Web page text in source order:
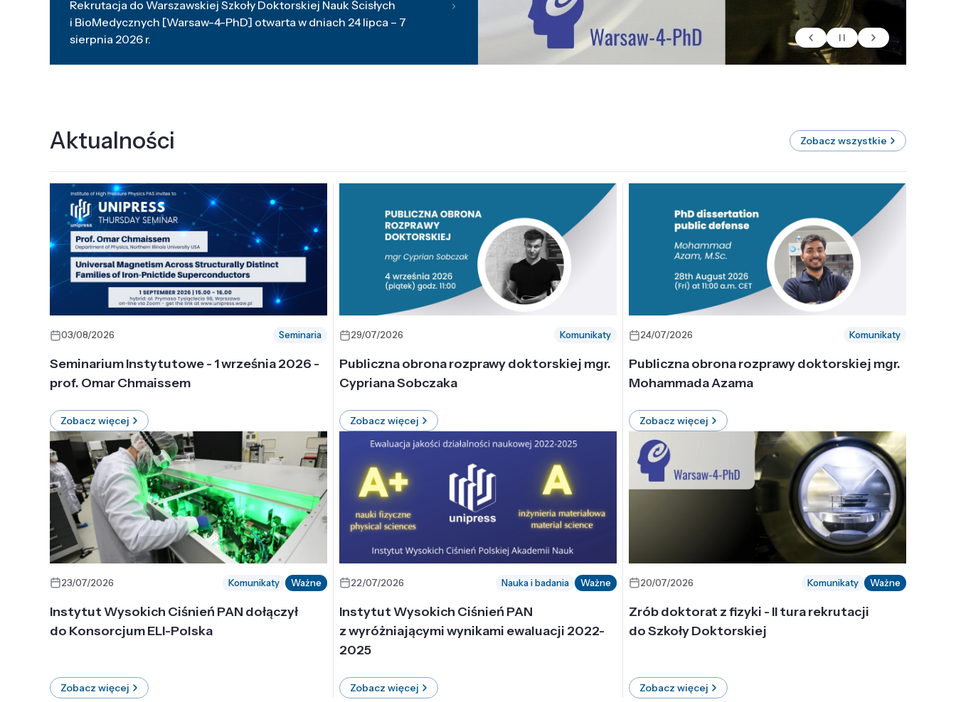
Rekrutacja do Warszawskiej Szkoły Doktorskiej Nauk Ścisłych
i BioMedycznych [Warsaw-4-PhD] otwarta w dniach 24 lipca – 7
sierpnia 2026 r.
Aktualności Zobacz wszystkie
03/08/2026 Seminaria
Seminarium Instytutowe - 1 września 2026 -
prof. Omar Chmaissem
Zobacz więcej
29/07/2026 Komunikaty
Publiczna obrona rozprawy doktorskiej mgr.
Cypriana Sobczaka
Zobacz więcej
24/07/2026 Komunikaty
Publiczna obrona rozprawy doktorskiej mgr.
Mohammada Azama
Zobacz więcej
23/07/2026 Komunikaty Ważne
Instytut Wysokich Ciśnień PAN dołączył
do Konsorcjum ELI-Polska
Zobacz więcej
22/07/2026 Nauka i badania Ważne
Instytut Wysokich Ciśnień PAN
z wyróżniającymi wynikami ewaluacji 2022-
2025
Zobacz więcej
20/07/2026 Komunikaty Ważne
Zrób doktorat z fizyki - II tura rekrutacji
do Szkoły Doktorskiej
Zobacz więcej